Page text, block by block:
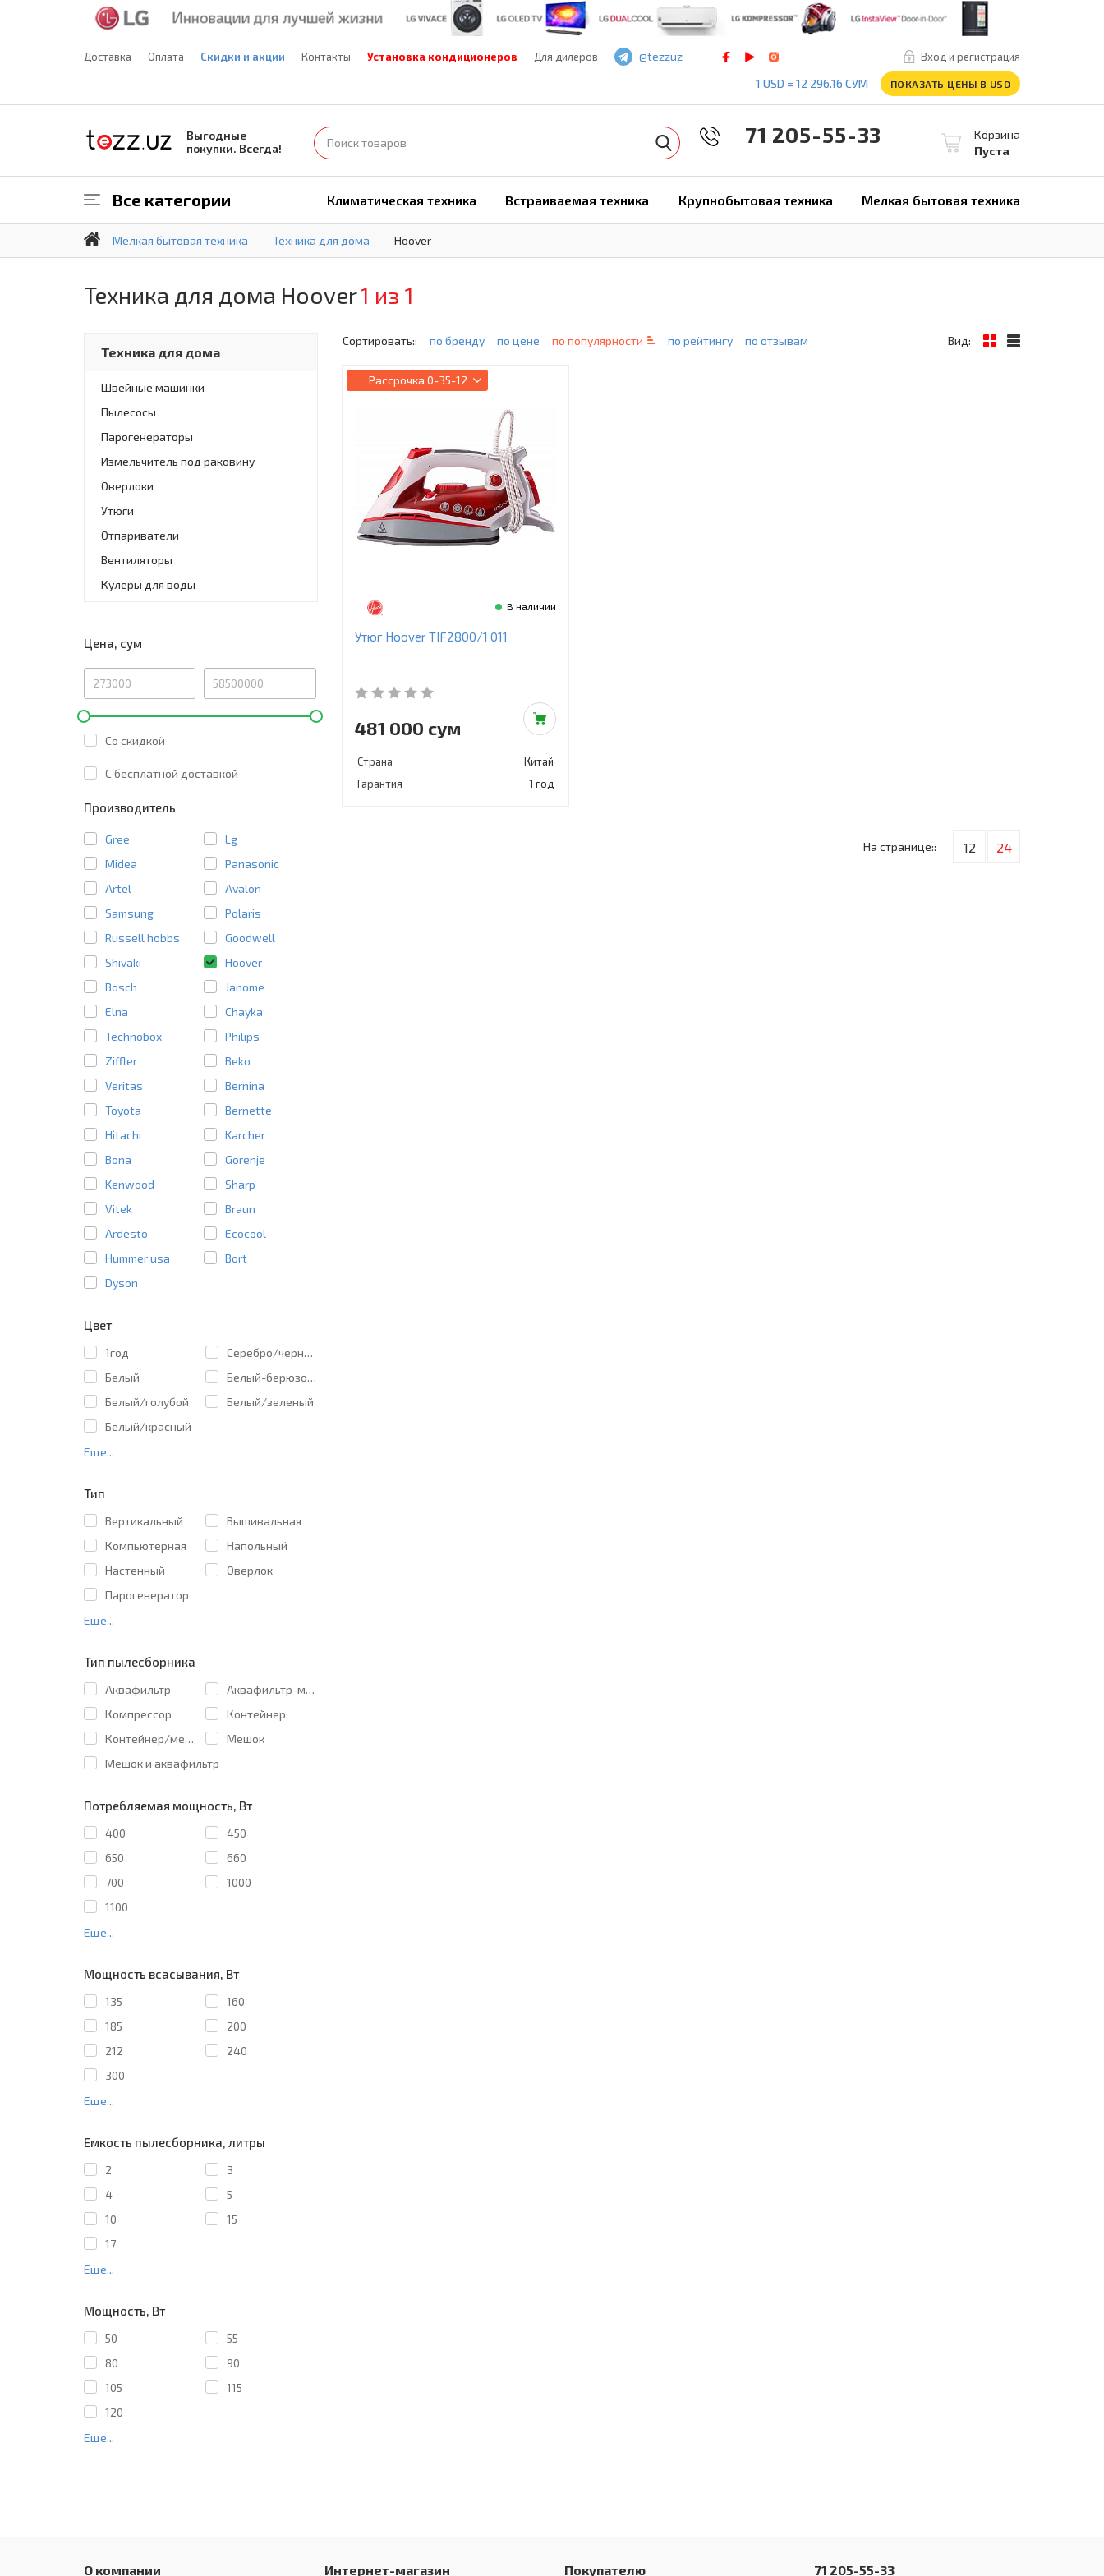
Доставка Оплата Скидки и акции Контакты Установка кондиционеров Для дилеров Вход и регистрация
@tezzuz
1 USD = 12 296.16 СУМ
ПОКАЗАТЬ ЦЕНЫ В USD
Выгодные
покупки. Всегда!
Корзина
Пуста
71 205-55-33
Все категории Климатическая техника Встраиваемая техника Крупнобытовая техника Мелкая бытовая техника
Мелкая бытовая техника Техника для дома Hoover
Техника для дома Hoover1 из 1
Техника для дома
Швейные машинки
Пылесосы
Парогенераторы
Измельчитель под раковину
Оверлоки
Утюги
Отпариватели
Вентиляторы
Кулеры для воды
Цена, сум
Со скидкой
C бесплатной доставкой
Производитель
Gree
Lg
Midea
Panasonic
Artel
Avalon
Samsung
Polaris
Russell hobbs
Goodwell
Shivaki
Hoover
Bosch
Janome
Elna
Chayka
Technobox
Philips
Ziffler
Beko
Veritas
Bernina
Toyota
Bernette
Hitachi
Karcher
Bona
Gorenje
Kenwood
Sharp
Vitek
Braun
Ardesto
Ecocool
Hummer usa
Bort
Dyson
Цвет
1год
Cеребро/черный
Белый
Белый-берюзовы
Белый/голубой
Белый/зеленый
Белый/красный
Еще...
Тип
Вертикальный
Вышивальная
Компьютерная
Напольный
Настенный
Оверлок
Парогенератор
Еще...
Тип пылесборника
Аквафильтр
Аквафильтр-мешок
Компрессор
Контейнер
Контейнер/мешок
Мешок
Мешок и аквафильтр
Потребляемая мощность, Вт
400
450
650
660
700
1000
1100
Еще...
Мощность всасывания, Вт
135
160
185
200
212
240
300
Еще...
Емкость пылесборника, литры
2
3
4
5
10
15
17
Еще...
Мощность, Вт
50
55
80
90
105
115
120
Еще...
Сортировать:: по бренду по цене по популярности по рейтингу по отзывам Вид:
Рассрочка 0-35-12
В наличии
Утюг Hoover TIF2800/1 011
481 000 сум
Страна
Китай
Гарантия
1 год
На странице:: 12 24
О компании Интернет-магазин Покупателю 71 205-55-33